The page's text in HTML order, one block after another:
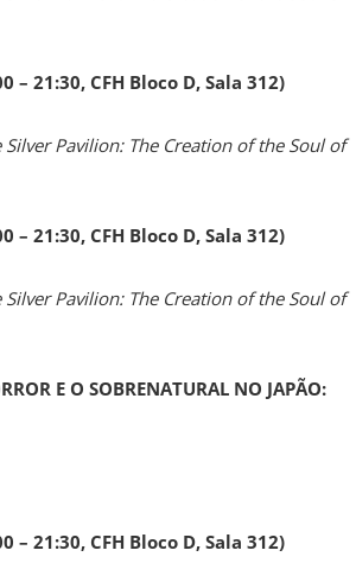
– 21:30, CFH Bloco D, Sala 312)
Silver Pavilion: The Creation of the Soul of
– 21:30, CFH Bloco D, Sala 312)
Silver Pavilion: The Creation of the Soul of
E O SOBRENATURAL NO JAPÃO:
– 21:30, CFH Bloco D, Sala 312)